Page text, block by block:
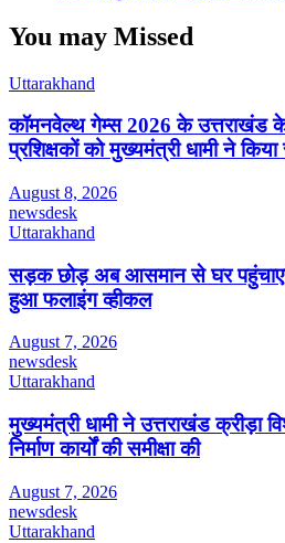
You may Missed
Uttarakhand
कॉमनवेल्थ गेम्स 2026 के उत्तराखंड
प्रशिक्षकों को मुख्यमंत्री धामी ने किया
August 8, 2026
newsdesk
Uttarakhand
सड़क छोड़ अब आसमान से घर
हुआ फलाइंग व्हीकल
August 7, 2026
newsdesk
Uttarakhand
मुख्यमंत्री धामी ने उत्तराखंड क्रीड़ा
निर्माण कार्यों की समीक्षा की
August 7, 2026
newsdesk
Uttarakhand